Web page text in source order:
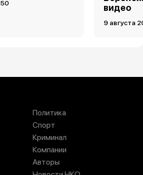
видео
9 августа
Политика
Спорт
Криминал
Компании
Авторы